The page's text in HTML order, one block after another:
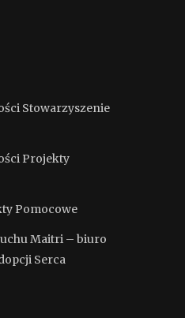
Stowarzyszenie
Projekty
Pomocowe
Maitri – biuro
Serca